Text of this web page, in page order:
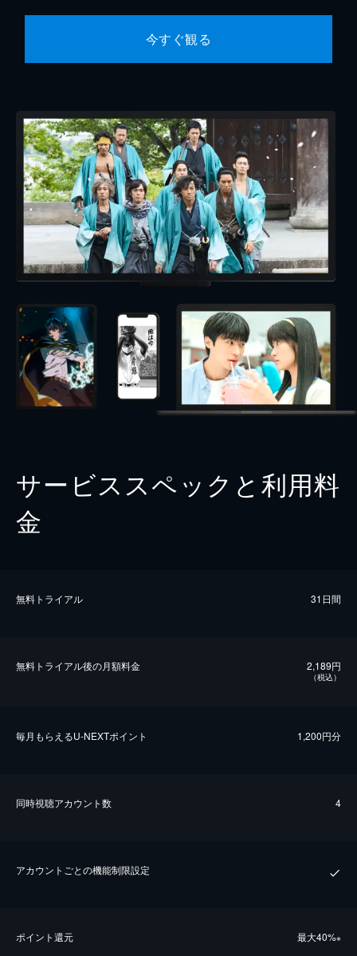
今すぐ観る
サービススペックと利用料
金
無料トライアル 31日間
無料トライアル後の⽉額料金 2,189円
（税込）
毎⽉もらえるU-NEXTポイント 1,200円分
同時視聴アカウント数 4
アカウントごとの機能制限設定
ポイント還元 最⼤40%※